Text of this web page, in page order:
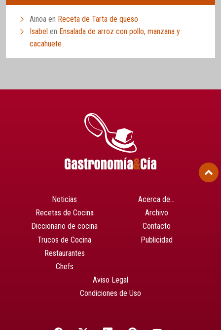
Ainoa en Receta de Tarta de queso
Isabel en Ensalada de arroz con pollo, manzana y
cacahuete
Noticias
Recetas de Cocina
Diccionario de cocina
Trucos de Cocina
Restaurantes
Chefs
Acerca de…
Archivo
Contacto
Publicidad
Aviso Legal
Condiciones de Uso